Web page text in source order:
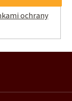
ochrany